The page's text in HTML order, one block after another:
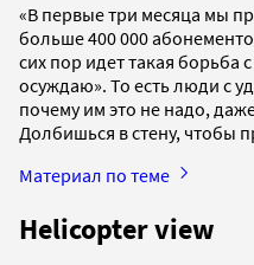
«В первые три месяца мы
больше 400 000
сих пор идет такая борьба
осуждаю». То есть люди с
почему им это не надо,
Долбишься в стену, чтобы
Материал по теме
Helicopter view